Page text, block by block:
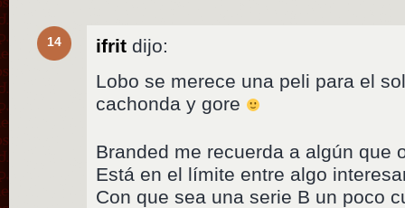
14 ifrit dijo:
Lobo se merece una peli para el
cachonda y gore
Branded me recuerda a algún
Está en el límite entre algo
Con que sea una serie B un poco